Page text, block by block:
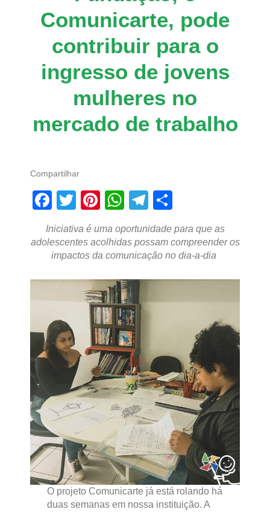
Comunicarte, pode
contribuir para o
ingresso de jovens
mulheres no
mercado de trabalho
Compartilhar
Facebook
TwitterPinterest
WhatsApp
Telegram
Iniciativa é uma oportunidade para que as
adolescentes acolhidas possam compreender os
impactos da comunicação no dia-a-dia
O projeto Comunicarte já está rolando há
duas semanas em nossa instituição. A